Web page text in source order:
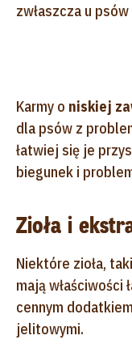
zwłaszcza u
Karmy o niskiej
dla psów z
łatwiej się je
biegunek i
Zioła i
Niektóre zioła,
mają właściwości
cennym
jelitowymi.